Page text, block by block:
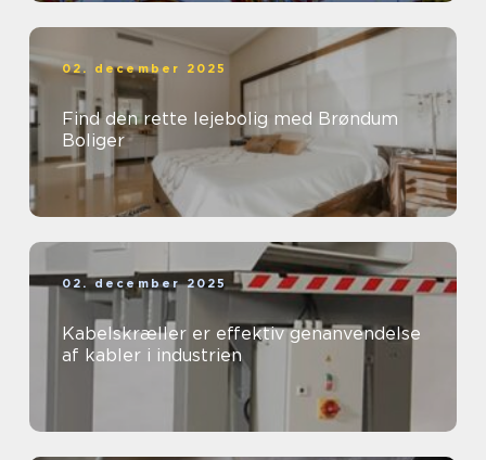
02. december 2025
Find den rette lejebolig med Brøndum
Boliger
02. december 2025
Kabelskræller er effektiv genanvendelse
af kabler i industrien